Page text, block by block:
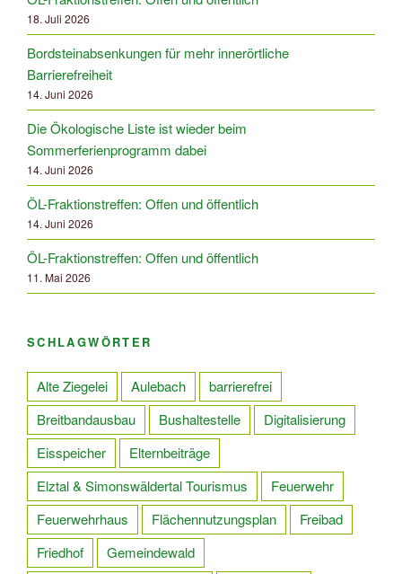
18. Juli 2026
Bordsteinabsenkungen für mehr innerörtliche
Barrierefreiheit
14. Juni 2026
Die Ökologische Liste ist wieder beim
Sommerferienprogramm dabei
14. Juni 2026
ÖL-Fraktionstreffen: Offen und öffentlich
14. Juni 2026
ÖL-Fraktionstreffen: Offen und öffentlich
11. Mai 2026
SCHLAGWÖRTER
Alte Ziegelei Aulebach
barrierefrei
Breitbandausbau
Bushaltestelle
Digitalisierung
Eisspeicher
Elternbeiträge
Elztal & Simonswäldertal Tourismus
Feuerwehr
Feuerwehrhaus
Flächennutzungsplan
Freibad
Friedhof
Gemeindewald